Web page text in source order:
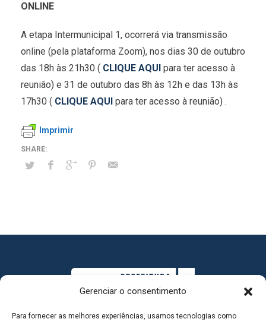
Gerenciar o consentimento
Para fornecer as melhores experiências, usamos tecnologias como
ONLINE
A etapa Intermunicipal 1, ocorrerá via transmissão
online (pela plataforma Zoom), nos dias 30 de outubro
das 18h às 21h30 ( CLIQUE AQUI para ter acesso à
reunião) e 31 de outubro das 8h às 12h e das 13h às
17h30 ( CLIQUE AQUI para ter acesso à reunião) .
Imprimir